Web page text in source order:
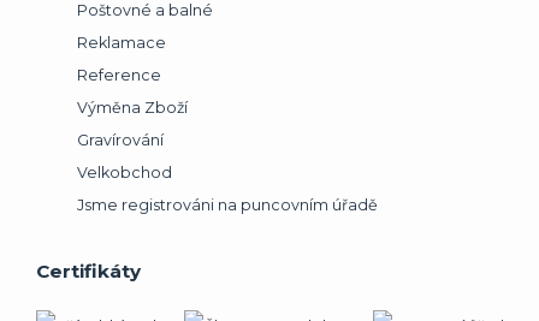
Poštovné a balné
Reklamace
Reference
Výměna Zboží
Gravírování
Velkobchod
Jsme registrováni na puncovním úřadě
Certifikáty